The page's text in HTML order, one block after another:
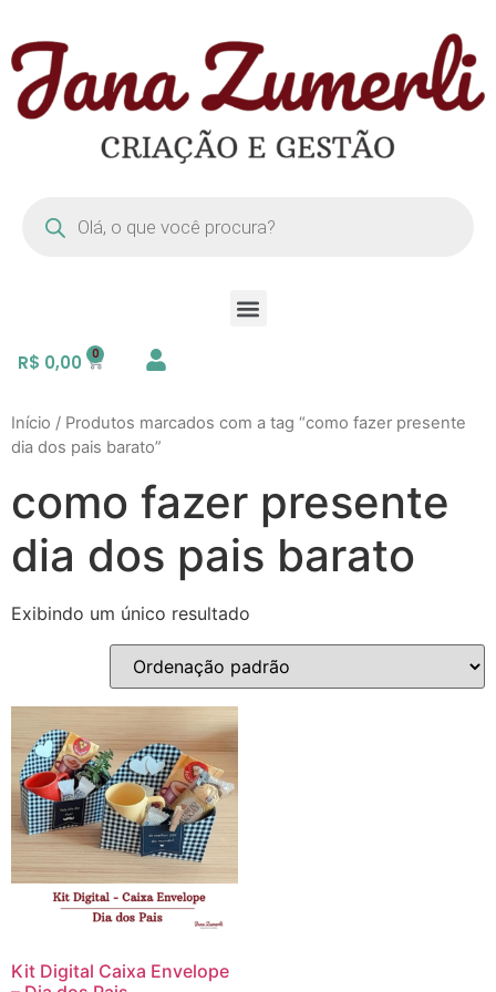
R$ 0,00
Início / Produtos marcados com a tag “como fazer presente
dia dos pais barato”
como fazer presente
dia dos pais barato
Exibindo um único resultado
Kit Digital Caixa Envelope